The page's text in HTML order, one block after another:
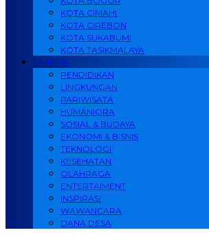
KOTA CIMAHI
KOTA CIREBON
KOTA SUKABUMI
KOTA TASIKMALAYA
LAINNYA
PENDIDIKAN
LINGKUNGAN
PARIWISATA
HUMANIORA
SOSIAL & BUDAYA
EKONOMI & BISNIS
TEKNOLOGI
KESEHATAN
OLAHRAGA
ENTERTAIMENT
INSPIRASI
WAWANCARA
DANA DESA